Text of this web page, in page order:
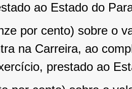
ao Estado do
por cento) sobre o
na Carreira, ao
prestado ao